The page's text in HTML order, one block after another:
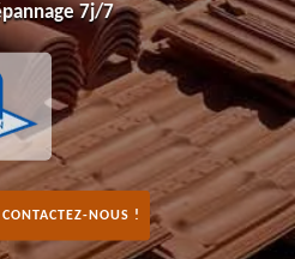
7j/7
CONTACTEZ-NOUS !